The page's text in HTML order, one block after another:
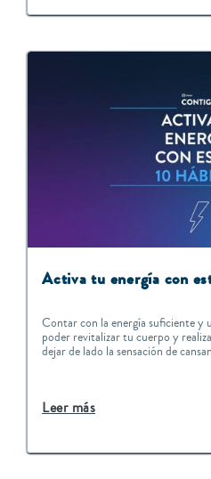
Activa tu energía con
Contar con la energía suficiente y
poder revitalizar tu cuerpo y
dejar de lado la sensación de
Leer más